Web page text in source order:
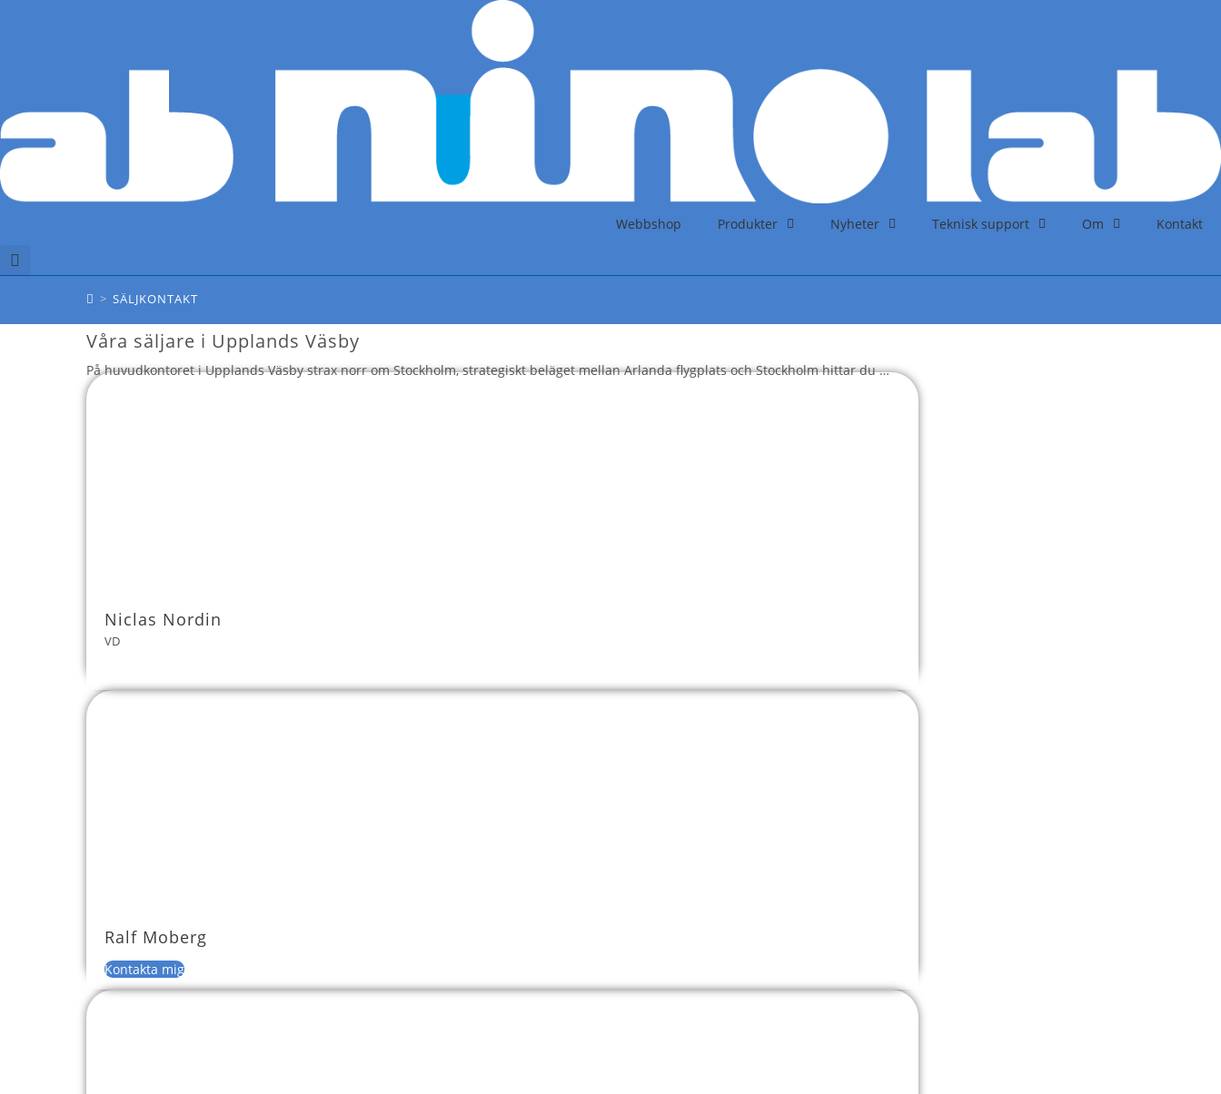
Webbshop Produkter Nyheter Teknisk support Om Kontakt
> SÄLJKONTAKT
Våra säljare i Upplands Väsby
På huvudkontoret i Upplands Väsby strax norr om Stockholm, strategiskt beläget mellan Arlanda flygplats och Stockholm hittar du …
Niclas Nordin
VD
Ralf Moberg
Kontakta mig